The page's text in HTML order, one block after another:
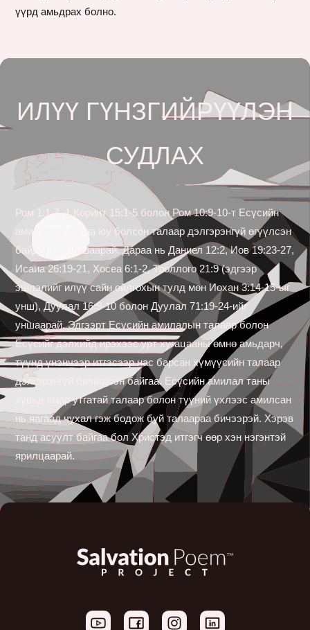
үүрд амьдрах болно.
ИЛҮҮ ГҮНЗГИЙРҮҮЛЭН
СУДЛАХ
Ром 1:1-7, 1 Коринт 15:1-5 болон Ром 10:9-10-т Есүсийн
амилалын дараа юу болсон талаар дэлгэрэнгүй өгүүлсэн
байдаг тул уншаарай. Дараа нь Даниел 12:2, Иов 19:23-27,
Исаиа 26:19-21, Хосеа 6:1-2, Тооллого 21:9 (эдгээр
эшлэлийг илүү сайн ойлгохын тулд мөн Иохан 3:14-15-ыг
унш), Дуулал 16:9-10 болон Дуулал 71:19-24-ийг
уншаарай. Эдгээрт Есүсийн амилалын талаар болон
Есүсийг дэлхийд ирэхээс урт хугацааны өмнө амьдарч,
түүнд үнэнчээр итгэсээр нас барсан хүмүүсийн талаар
дэлгэрэнгүй бичигдсэн байгаа. Есүсийн амилал таны
хувьд ямар утгатай талаар болон түүний үхлээс амилсан
нь яагаад чухал гэж бодож буй талаараа бичээрэй. Хэрэв
танд асуулт байгаа бол Христэд итгэгч өөр хэн нэгэнтэй
ярилцаарай.